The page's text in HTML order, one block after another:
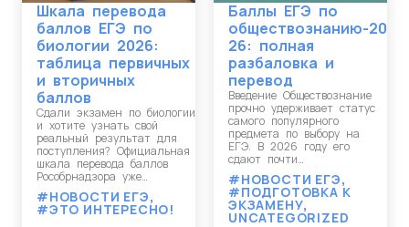
Шкала перевода
баллов ЕГЭ по
биологии 2026:
таблица первичных
и вторичных
баллов
Сдали экзамен по биологии
и хотите узнать свой
реальный результат для
поступления? Официальная
шкала перевода баллов
Рособрнадзора уже…
#НОВОСТИ ЕГЭ,
#ЭТО ИНТЕРЕСНО!
Баллы ЕГЭ по
обществознанию-20
26: полная
разбаловка и
перевод
Введение Обществознание
прочно удерживает статус
самого популярного
предмета по выбору на
ЕГЭ. В 2026 году его
сдают почти…
#НОВОСТИ ЕГЭ,
#ПОДГОТОВКА К
ЭКЗАМЕНУ,
UNCATEGORIZED